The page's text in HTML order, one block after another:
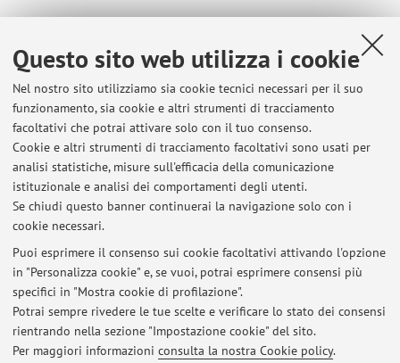
Questo sito web utilizza i cookie
Nel nostro sito utilizziamo sia cookie tecnici necessari per il suo
funzionamento, sia cookie e altri strumenti di tracciamento
facoltativi che potrai attivare solo con il tuo consenso.
Cookie e altri strumenti di tracciamento facoltativi sono usati per
analisi statistiche, misure sull'efficacia della comunicazione
istituzionale e analisi dei comportamenti degli utenti.
Se chiudi questo banner continuerai la navigazione solo con i
cookie necessari.
Puoi esprimere il consenso sui cookie facoltativi attivando l'opzione
in "Personalizza cookie" e, se vuoi, potrai esprimere consensi più
specifici in "Mostra cookie di profilazione".
Potrai sempre rivedere le tue scelte e verificare lo stato dei consensi
rientrando nella sezione "Impostazione cookie" del sito.
Per maggiori informazioni consulta la nostra Cookie policy.
Ultimi avvisi
!!! LEZIONE 2 APRILE 9-13, Clmcu in Scienze della Formazione
primaria
Pubblicato il: 31 marzo 2020
Ricevimento settimana 24-29 febbraio
Pubblicato il: 25 febbraio 2020
LEZIONI CDLMCU IN SCIENZE DELLA FORMAZIONE PRIMARIA
Pubblicato il: 06 febbraio 2020